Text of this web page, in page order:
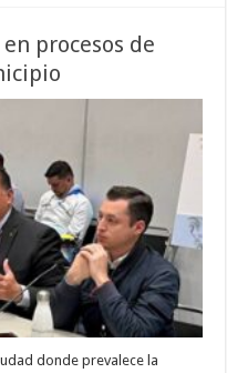
procesos de
donde prevalece la